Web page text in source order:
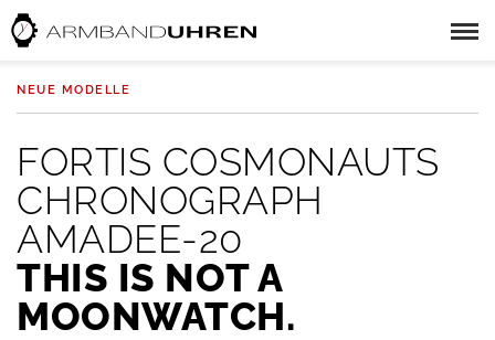
NEUE MODELLE
FORTIS COSMONAUTS
CHRONOGRAPH
AMADEE-20
THIS IS NOT A
MOONWATCH.